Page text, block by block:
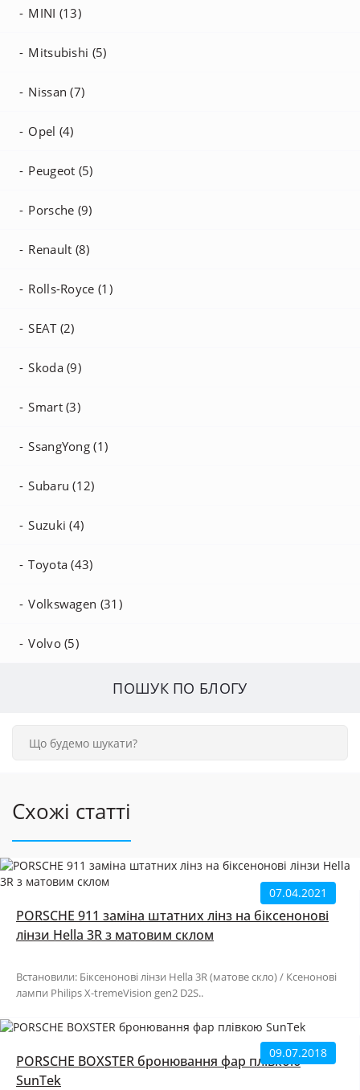
MINI (13)
Mitsubishi (5)
Nissan (7)
Opel (4)
Peugeot (5)
Porsche (9)
Renault (8)
Rolls-Royce (1)
SEAT (2)
Skoda (9)
Smart (3)
SsangYong (1)
Subaru (12)
Suzuki (4)
Toyota (43)
Volkswagen (31)
Volvo (5)
ПОШУК ПО БЛОГУ
Схожі статті
07.04.2021
PORSCHE 911 заміна штатних лінз на біксенонові
лінзи Hella 3R з матовим склом
Встановили: Біксенонові лінзи Hella 3R (матове скло) / Ксенонові
лампи Philips X-tremeVision gen2 D2S..
09.07.2018
PORSCHE BOXSTER бронювання фар плівкою
SunTek